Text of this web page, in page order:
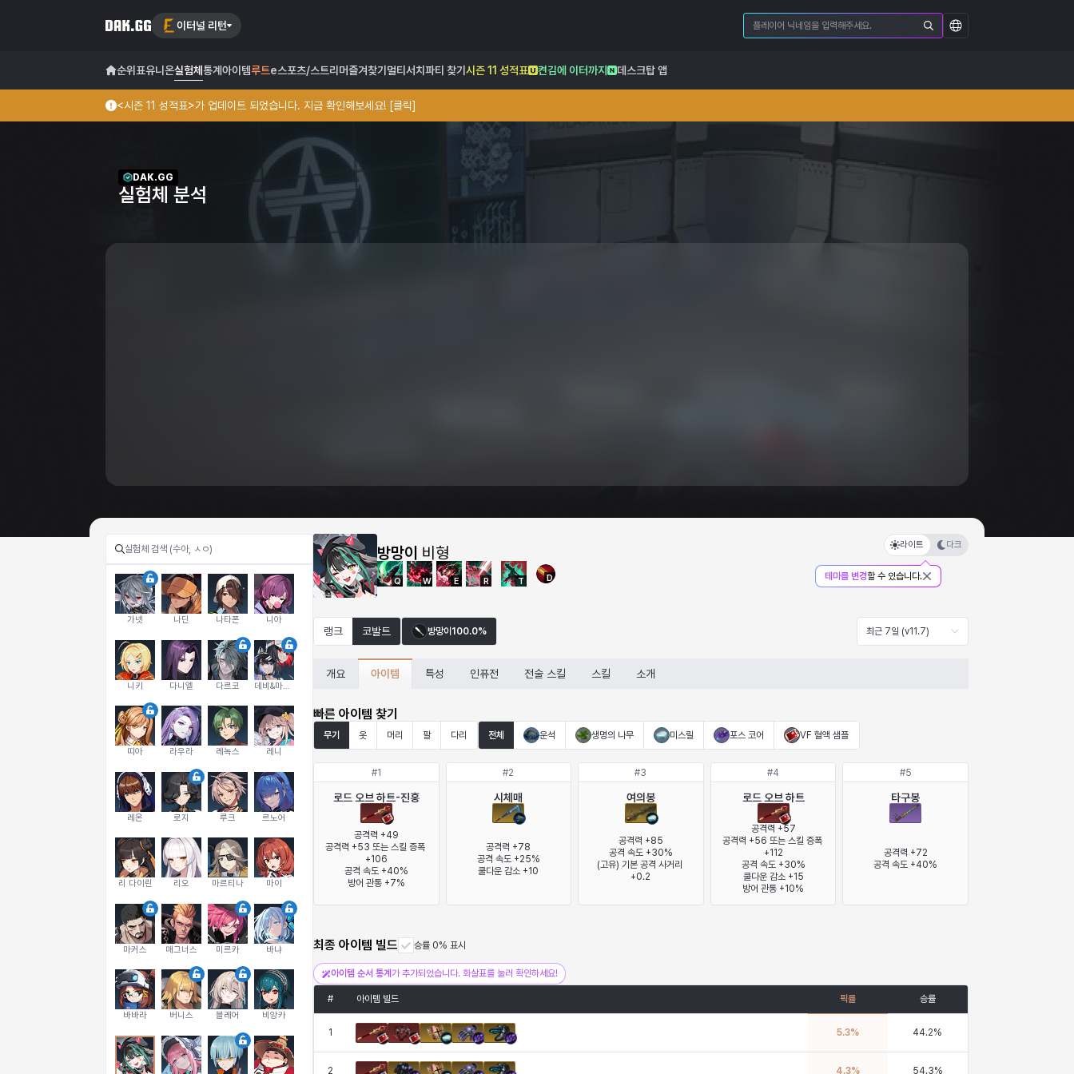
이터널 리턴
순위표유니온실험체 통계 아이템루트e스포츠/스트리머즐겨찾기 멀티서치 파티 찾기 시즌 11 성적표 켠김에 이터까지 데스크탑 앱
<시즌 11 성적표>가 업데이트 되었습니다. 지금 확인해보세요! [클릭]
DAK.GG
실험체 분석
가넷 나딘 나타폰 니아
니키 다니엘 다르코
띠아 라우라 레녹스 레니
레온 로지 루크 르노어
리 다이린 리오 마르티나 마이
마커스 매그너스 미르카 바냐
바바라 버니스 블레어 비앙카
방망이 비형
Q W E R T D
라이트 다크
테마를 변경할 수 있습니다.
랭크 코발트 방망이 100.0% 최근 7일 (v11.7)
개요 아이템 특성 인퓨전 전술 스킬 스킬 소개
빠른 아이템 찾기
무기 옷 머리 팔 다리 전체 운석 생명의 나무 미스릴 포스 코어 VF 혈액 샘플
#1
로드 오브 하트-진홍
공격력 +49
공격력 +53 또는 스킬 증폭
+106
공격 속도 +40%
방어 관통 +7%
#2
시체매
공격력 +78
공격 속도 +25%
쿨다운 감소 +10
#3
여의봉
공격력 +85
(고유) 기본 공격 사거리
+0.2
#4
로드 오브 하트
공격력 +57
공격력 +56 또는 스킬 증폭
+112
공격 속도 +30%
쿨다운 감소 +15
방어 관통 +10%
#5
타구봉
공격력 +72
공격 속도 +40%
최종 아이템 빌드 승률 0% 표시
아이템 순서 통계 가 추가되었습니다. 화살표를 눌러 확인하세요!
# 아이템 빌드 픽률 승률
1 5.3% 44.2%
2 4.3% 54.3%